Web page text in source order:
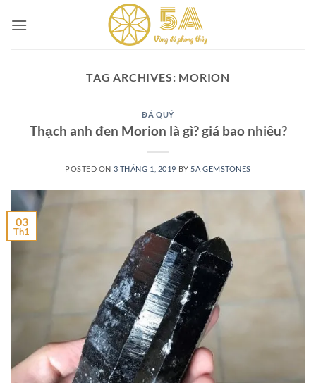
TAG ARCHIVES: MORION
ĐÁ QUÝ
Thạch anh đen Morion là gì? giá bao nhiêu?
POSTED ON 3 THÁNG 1, 2019 BY 5A GEMSTONES
03
Th1